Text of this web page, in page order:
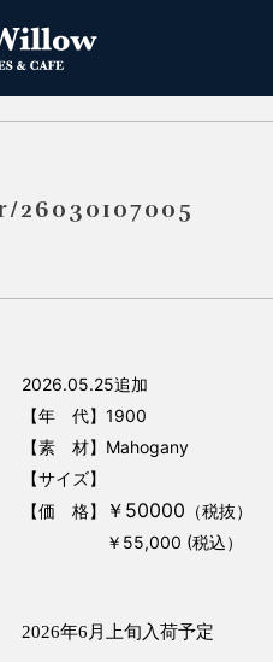
2026.05.25追加
【年 代】1900
【素 材】Mahogany
【サイズ】
【価 格】
￥50000 （税抜）
￥55,000 (税込）
2026年6月上旬入荷予定